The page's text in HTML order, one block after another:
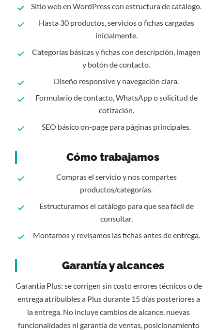
Sitio web en WordPress con estructura de catálogo.
Hasta 30 productos, servicios o fichas cargadas
inicialmente.
Categorías básicas y fichas con descripción, imagen
y botón de contacto.
Diseño responsive y navegación clara.
Formulario de contacto, WhatsApp o solicitud de
cotización.
SEO básico on-page para páginas principales.
Cómo trabajamos
Compras el servicio y nos compartes
productos/categorías.
Estructuramos el catálogo para que sea fácil de
consultar.
Montamos y revisamos las fichas antes de entrega.
Garantía y alcances
Garantía Plus: se corrigen sin costo errores técnicos o de
entrega atribuibles a Plus durante 15 días posteriores a
la entrega. No incluye cambios de alcance, nuevas
funcionalidades ni garantía de ventas, posicionamiento